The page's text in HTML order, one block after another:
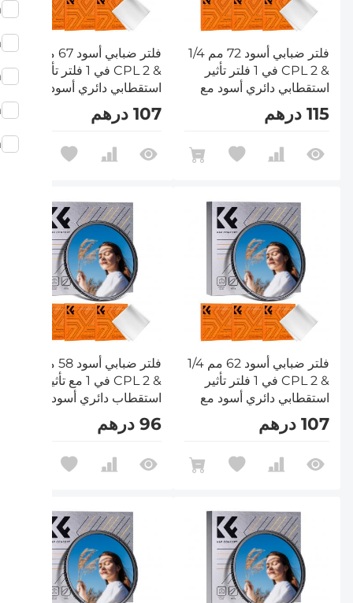
فلتر ضبابي أسود 72 مم 1/4
& CPL 2 في 1 فلتر تأثير
استقطابي دائري أسود مع
18 طبقة متعددة الطبقات
من سلسلة Nano-Klear
115 درهم
& CPL 2 في 1 فلتر تأثير
استقطابي دائري أسود مع
18 طبقة متعددة الطبقات
من سلسلة Nano-Klear
107 درهم
فلتر ضبابي أسود 62 مم 1/4
& CPL 2 في 1 فلتر تأثير
استقطابي دائري أسود مع
18 طبقة متعددة الطبقات
من سلسلة Nano-Klear
107 درهم
& CPL 2 في 1 مع تأثير
استقطاب دائري أسود
الطبقات من سلسلة
96 درهم